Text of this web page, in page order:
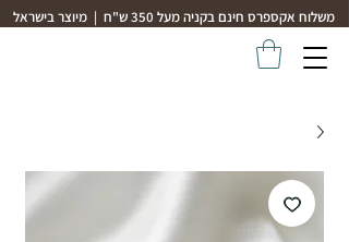
משלוח אקספרס חינם בקניה מעל 350 ש"ח | מיוצר בישראל